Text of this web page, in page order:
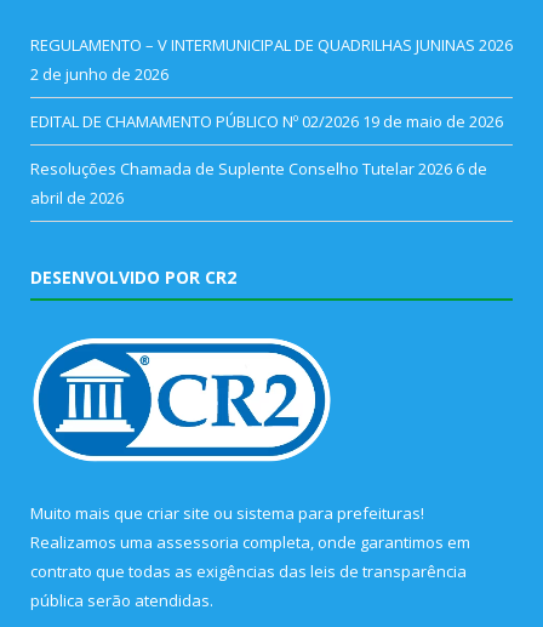
REGULAMENTO – V INTERMUNICIPAL DE QUADRILHAS JUNINAS 2026
2 de junho de 2026
EDITAL DE CHAMAMENTO PÚBLICO Nº 02/2026 19 de maio de 2026
Resoluções Chamada de Suplente Conselho Tutelar 2026 6 de
abril de 2026
DESENVOLVIDO POR CR2
Muito mais que criar site ou sistema para prefeituras!
Realizamos uma assessoria completa, onde garantimos em
contrato que todas as exigências das leis de transparência
pública serão atendidas.